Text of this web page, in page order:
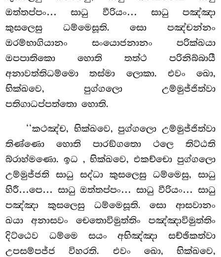
ඔත්තප්පං… සාධු වීරියං… සාධු පඤ්ඤා
කුසලෙසු ධම්මෙසූති. සො පඤ්චන්නං
ඔරම්භාගියානං සංයොජනානං පරික්ඛයා
ඔපපාතිකො හොති තත්ථ පරිනිබ්බායී
අනාවත්තිධම්මො තස්මා ලොකා. එවං ඛො,
භික්ඛවෙ, පුග්ගලො උම්මුජ්ජිත්වා
පතිගාධප්පත්තො හොති.
‘‘කථඤ්ච, භික්ඛවෙ, පුග්ගලො උම්මුජ්ජිත්වා
තිණ්ණො හොති පාරඞ්ගතො ථලෙ තිට්ඨති
බ්රාහ්මණො. ඉධ , භික්ඛවෙ, එකච්චො පුග්ගලො
උම්මුජ්ජති සාධු සද්ධා කුසලෙසු ධම්මෙසු, සාධු
හිරී…පෙ… සාධු ඔත්තප්පං… සාධු වීරියං… සාධු
පඤ්ඤා කුසලෙසු ධම්මෙසූති. සො ආසවානං
ඛයා අනාසවං චෙතොවිමුත්තිං පඤ්ඤාවිමුත්තිං
දිට්ඨෙව ධම්මෙ සයං අභිඤ්ඤා සච්ඡිකත්වා
උපසම්පජ්ජ විහරති. එවං ඛො, භික්ඛවෙ,